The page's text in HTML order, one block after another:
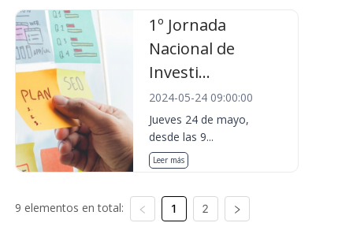
1º Jornada
Nacional de
Investi...
2024-05-24 09:00:00
Jueves 24 de mayo,
desde las 9...
Leer más
9 elementos en total: 1 2